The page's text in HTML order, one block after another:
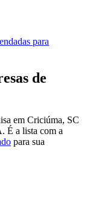
para
de
em Criciúma, SC
É a lista com a
para sua